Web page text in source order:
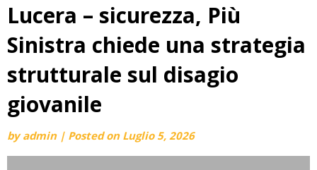
Lucera – sicurezza, Più
Sinistra chiede una strategia
strutturale sul disagio
giovanile
byadmin | Posted on Luglio 5, 2026